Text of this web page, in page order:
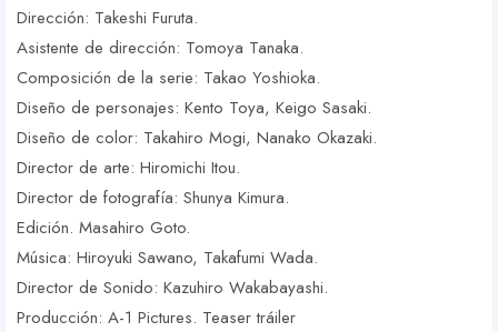
Dirección: Takeshi Furuta.
Asistente de dirección: Tomoya Tanaka.
Composición de la serie: Takao Yoshioka.
Diseño de personajes: Kento Toya, Keigo Sasaki.
Diseño de color: Takahiro Mogi, Nanako Okazaki.
Director de arte: Hiromichi Itou.
Director de fotografía: Shunya Kimura.
Edición. Masahiro Goto.
Música: Hiroyuki Sawano, Takafumi Wada.
Director de Sonido: Kazuhiro Wakabayashi.
Producción: A-1 Pictures. Teaser tráiler